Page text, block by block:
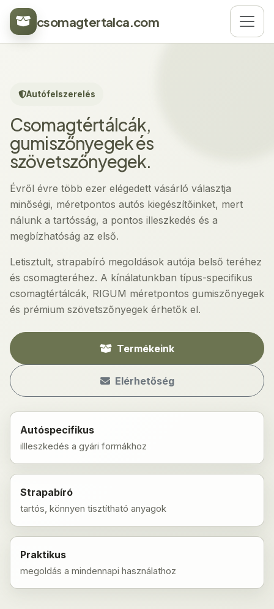
csomagtertalca.com
Autófelszerelés
Csomagtértálcák,
gumiszőnyegek és
szövetszőnyegek.
Évről évre több ezer elégedett vásárló választja
minőségi, méretpontos autós kiegészítőinket, mert
nálunk a tartósság, a pontos illeszkedés és a
megbízhatóság az első.
Letisztult, strapabíró megoldások autója belső teréhez
és csomagteréhez. A kínálatunkban típus-specifikus
csomagtértálcák, RIGUM méretpontos gumiszőnyegek
és prémium szövetszőnyegek érhetők el.
Termékeink
Elérhetőség
Autóspecifikus
illleszkedés a gyári formákhoz
Strapabíró
tartós, könnyen tisztítható anyagok
Praktikus
megoldás a mindennapi használathoz